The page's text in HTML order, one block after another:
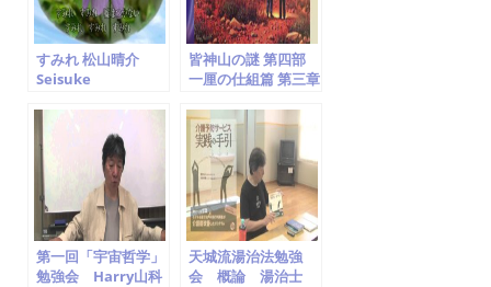
すみれ 松山晴介
Seisuke
皆神山の謎 第四部
一厘の仕組篇 第三章
第一回「宇宙哲学」
勉強会 Harry山科
天城流湯治法勉強
会 概論 湯治士